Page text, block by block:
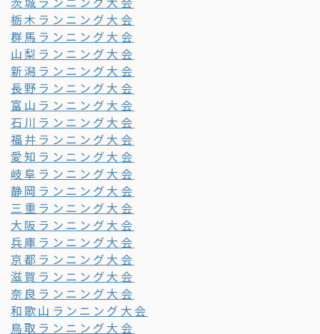
栃木ランニング大会
群馬ランニング大会
山梨ランニング大会
新潟ランニング大会
長野ランニング大会
富山ランニング大会
石川ランニング大会
福井ランニング大会
愛知ランニング大会
岐阜ランニング大会
静岡ランニング大会
三重ランニング大会
大阪ランニング大会
兵庫ランニング大会
京都ランニング大会
滋賀ランニング大会
奈良ランニング大会
和歌山ランニング大会
鳥取ランニング大会